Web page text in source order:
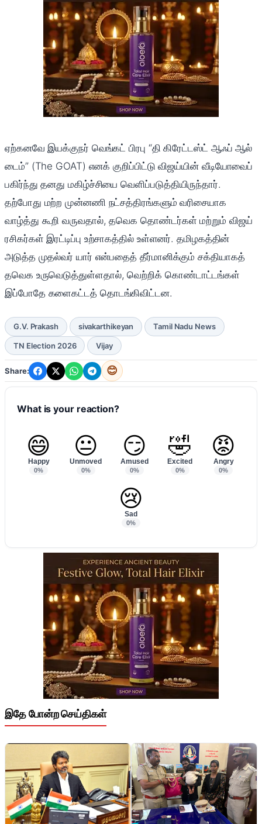
ஏற்கனவே இயக்குநர் வெங்கட் பிரபு “தி கிரேட்டஸ்ட் ஆஃப் ஆல்
டைம்” (The GOAT) எனக் குறிப்பிட்டு விஜய்யின் வீடியோவைப்
பகிர்ந்து தனது மகிழ்ச்சியை வெளிப்படுத்தியிருந்தார்.
தற்போது மற்ற முன்னணி நட்சத்திரங்களும் வரிசையாக
வாழ்த்து கூறி வருவதால், தவெக தொண்டர்கள் மற்றும் விஜய்
ரசிகர்கள் இரட்டிப்பு உற்சாகத்தில் உள்ளனர். தமிழகத்தின்
அடுத்த முதல்வர் யார் என்பதைத் தீர்மானிக்கும் சக்தியாகத்
தவெக உருவெடுத்துள்ளதால், வெற்றிக் கொண்டாட்டங்கள்
இப்போதே களைகட்டத் தொடங்கிவிட்டன.
G.V. Prakash sivakarthikeyan Tamil Nadu News
TN Election 2026 Vijay
Share: 😊
What is your reaction?
😄
Happy
0%
😐
Unmoved
0%
😏
Amused
0%
🤣
Excited
0%
😡
Angry
0%
😢
Sad
0%
இதே போன்ற செய்திகள்